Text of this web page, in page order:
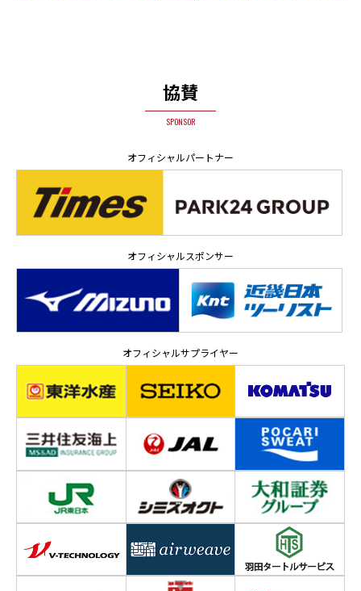
協賛
SPONSOR
オフィシャルパートナー
オフィシャルスポンサー
オフィシャルサプライヤー